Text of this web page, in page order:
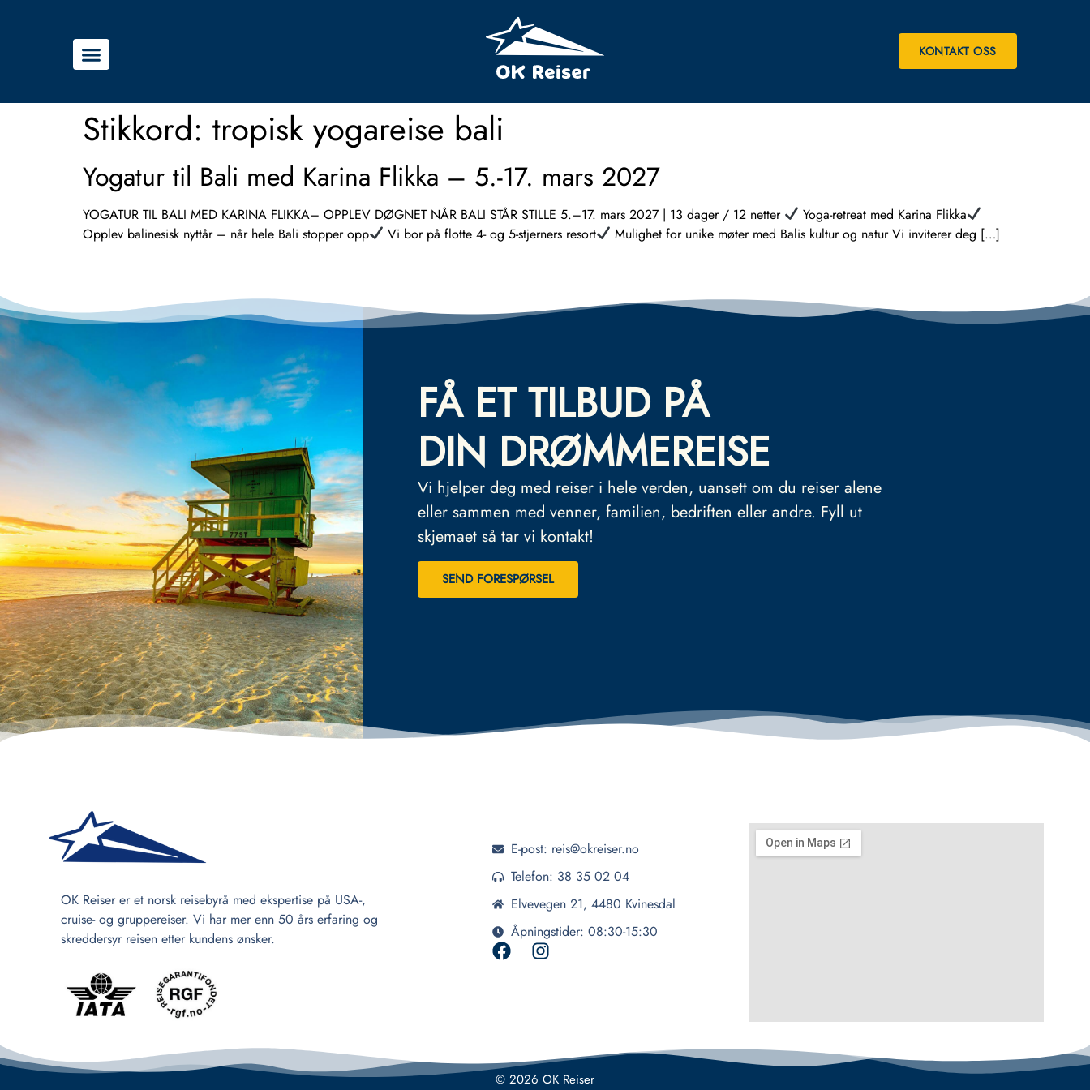
KONTAKT OSS
Stikkord: tropisk yogareise bali
Yogatur til Bali med Karina Flikka – 5.-17. mars 2027
YOGATUR TIL BALI MED KARINA FLIKKA– OPPLEV DØGNET NÅR BALI STÅR STILLE 5.–17. mars 2027 | 13 dager / 12 netter
Yoga-retreat med Karina Flikka
Opplev balinesisk nyttår – når hele Bali stopper opp
Vi bor på flotte 4- og 5-stjerners resort Mulighet for unike møter med Balis kultur og natur Vi inviterer deg […]
FÅ ET TILBUD PÅ
DIN DRØMMEREISE
Vi hjelper deg med reiser i hele verden, uansett om du reiser alene
eller sammen med venner, familien, bedriften eller andre. Fyll ut
skjemaet så tar vi kontakt!
SEND FORESPØRSEL
OK Reiser er et norsk reisebyrå med ekspertise på USA-,
cruise- og gruppereiser. Vi har mer enn 50 års erfaring og
skreddersyr reisen etter kundens ønsker.
E-post: reis@okreiser.no
Telefon: 38 35 02 04
Elvevegen 21, 4480 Kvinesdal
Åpningstider: 08:30-15:30
© 2026 OK Reiser